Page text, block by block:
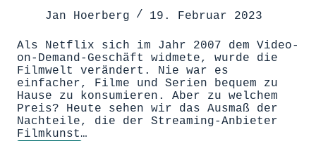
Jan Hoerberg
19. Februar 2023
Als Netflix sich im Jahr 2007 dem Video-
on-Demand-Geschäft widmete, wurde die
Filmwelt verändert. Nie war es
einfacher, Filme und Serien bequem zu
Hause zu konsumieren. Aber zu welchem
Preis? Heute sehen wir das Ausmaß der
Nachteile, die der Streaming-Anbieter
Filmkunst…